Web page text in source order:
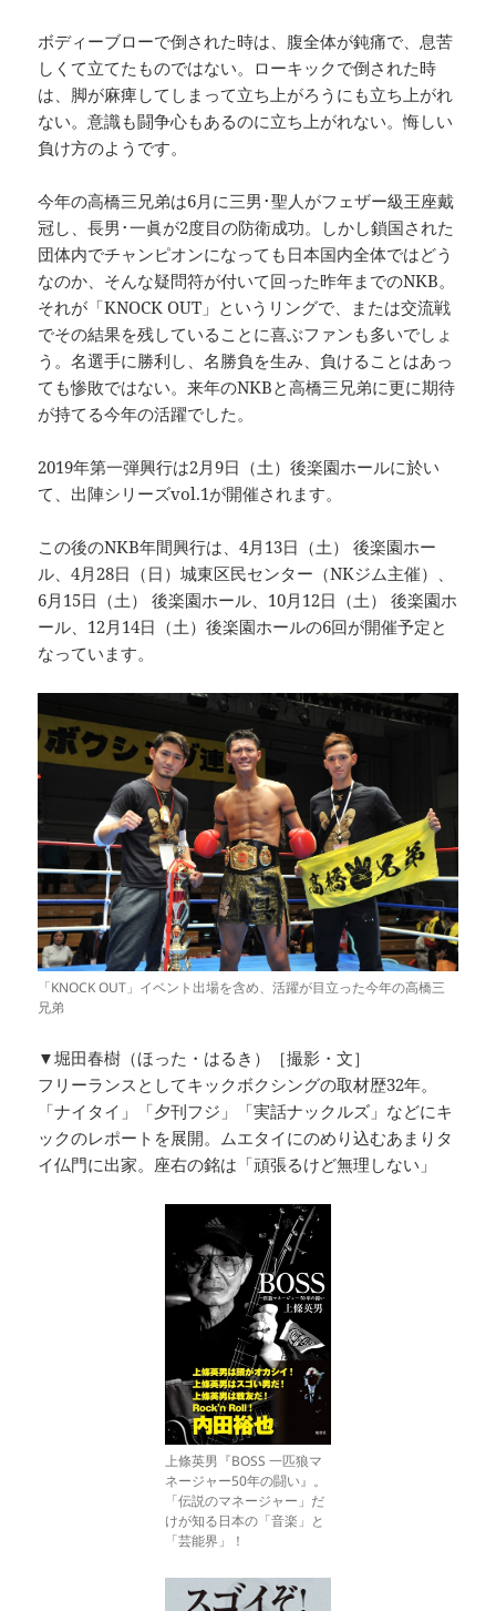
ボディーブローで倒された時は、腹全体が鈍痛で、息苦
しくて立てたものではない。ローキックで倒された時
は、脚が麻痺してしまって立ち上がろうにも立ち上がれ
ない。意識も闘争心もあるのに立ち上がれない。悔しい
負け方のようです。
今年の高橋三兄弟は6月に三男･聖人がフェザー級王座戴
冠し、長男･一眞が2度目の防衛成功。しかし鎖国された
団体内でチャンピオンになっても日本国内全体ではどう
なのか、そんな疑問符が付いて回った昨年までのNKB。
それが「KNOCK OUT」というリングで、または交流戦
でその結果を残していることに喜ぶファンも多いでしょ
う。名選手に勝利し、名勝負を生み、負けることはあっ
ても惨敗ではない。来年のNKBと高橋三兄弟に更に期待
が持てる今年の活躍でした。
2019年第一弾興行は2月9日（土）後楽園ホールに於い
て、出陣シリーズvol.1が開催されます。
この後のNKB年間興行は、4月13日（土） 後楽園ホー
ル、4月28日（日）城東区民センター（NKジム主催）、
6月15日（土） 後楽園ホール、10月12日（土） 後楽園ホ
ール、12月14日（土）後楽園ホールの6回が開催予定と
なっています。
「KNOCK OUT」イベント出場を含め、活躍が目立った今年の高橋三
兄弟
▼堀田春樹（ほった・はるき）［撮影・文］
フリーランスとしてキックボクシングの取材歴32年。
「ナイタイ」「夕刊フジ」「実話ナックルズ」などにキ
ックのレポートを展開。ムエタイにのめり込むあまりタ
イ仏門に出家。座右の銘は「頑張るけど無理しない」
上條英男『BOSS 一匹狼マ
ネージャー50年の闘い』。
「伝説のマネージャー」だ
けが知る日本の「音楽」と
「芸能界」！